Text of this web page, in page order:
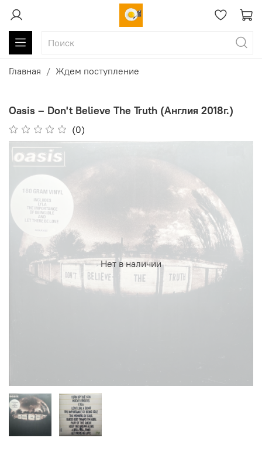
Главная Ждем поступление
Oasis – Don't Believe The Truth (Англия 2018г.)
(0)
Нет в наличии